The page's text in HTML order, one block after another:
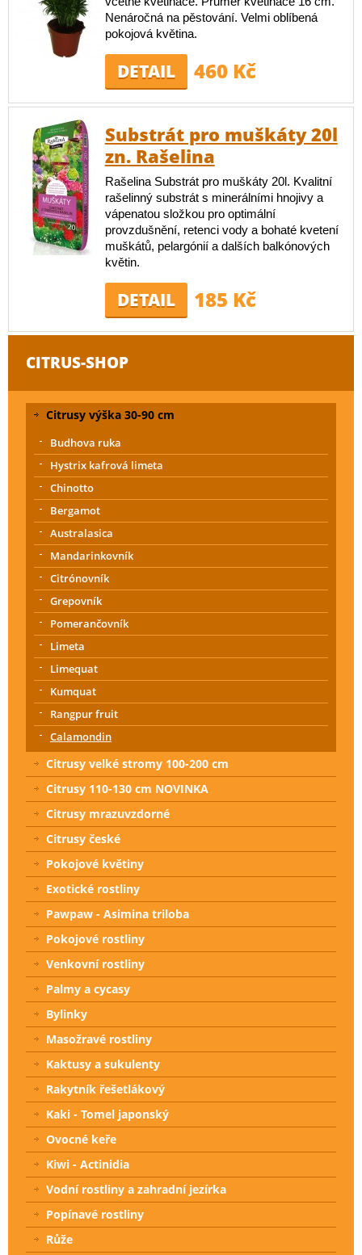
Nenáročná na pěstování. Velmi oblíbená
pokojová květina.
DETAIL 460 Kč
Substrát pro muškáty 20l
zn. Rašelina
Rašelina Substrát pro muškáty 20l. Kvalitní
rašelinný substrát s minerálními hnojivy a
vápenatou složkou pro optimální
provzdušnění, retenci vody a bohaté kvetení
muškátů, pelargónií a dalších balkónových
květin.
DETAIL 185 Kč
CITRUS-SHOP
Citrusy výška 30-90 cm
Budhova ruka
Hystrix kafrová limeta
Chinotto
Bergamot
Australasica
Mandarinkovník
Citrónovník
Grepovník
Pomerančovník
Limeta
Limequat
Kumquat
Rangpur fruit
Calamondin
Citrusy velké stromy 100-200 cm
Citrusy 110-130 cm NOVINKA
Citrusy mrazuvzdorné
Citrusy české
Pokojové květiny
Exotické rostliny
Pawpaw - Asimina triloba
Pokojové rostliny
Venkovní rostliny
Palmy a cycasy
Bylinky
Masožravé rostliny
Kaktusy a sukulenty
Rakytník řešetlákový
Kaki - Tomel japonský
Ovocné keře
Kiwi - Actinidia
Vodní rostliny a zahradní jezírka
Popínavé rostliny
Růže